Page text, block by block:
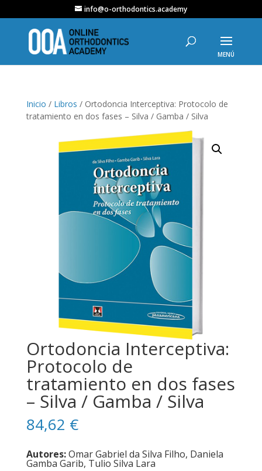
info@o-orthodontics.academy
Inicio / Libros / Ortodoncia Interceptiva: Protocolo de
tratamiento en dos fases – Silva / Gamba / Silva
Ortodoncia Interceptiva:
Protocolo de
tratamiento en dos fases
– Silva / Gamba / Silva
84,62 €
Autores:Omar Gabriel da Silva Filho, Daniela
Gamba Garib, Tulio Silva Lara